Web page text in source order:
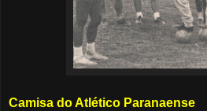
Camisa do Atlético Paranaense